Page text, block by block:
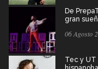
De
gran
06 Agosto
Tec y UT